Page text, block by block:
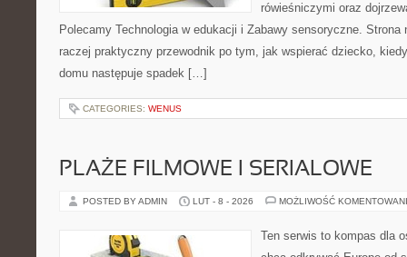
rówieśniczymi oraz
Polecamy Technologia w edukacji i Zabawy sensoryczne.
raczej praktyczny przewodnik po tym, jak wspierać dziecko,
domu następuje spadek […]
CATEGORIES: WENUS
PLAŻE FILMOWE I SERIALOWE
POSTED BY ADMIN LUT - 8 - 2026 MOŻLIWOŚĆ
Ten serwis to kompas dla